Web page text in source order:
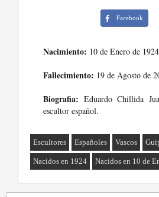
Facebook
Nacimiento: 10 de Enero de 1924
Fallecimiento: 19 de Agosto de
Biografia: Eduardo Chillida
escultor español.
Escultores Españoles Vascos
Nacidos en 1924 Nacidos en 10 de